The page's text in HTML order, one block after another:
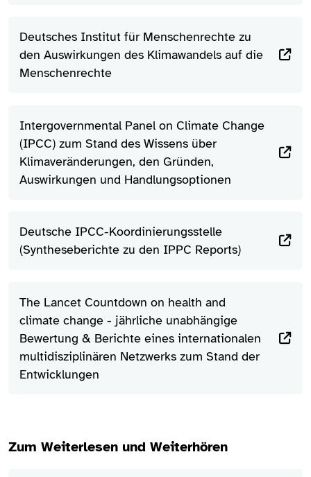
Deutsches Institut für Menschenrechte zu
den Auswirkungen des Klimawandels auf die
Menschenrechte
Intergovernmental Panel on Climate Change
(IPCC) zum Stand des Wissens über
Klimaveränderungen, den Gründen,
Auswirkungen und Handlungsoptionen
Deutsche IPCC-Koordinierungsstelle
(Syntheseberichte zu den IPPC Reports)
The Lancet Countdown on health and
climate change - jährliche unabhängige
Bewertung & Berichte eines internationalen
multidisziplinären Netzwerks zum Stand der
Entwicklungen
Zum Weiterlesen und Weiterhören